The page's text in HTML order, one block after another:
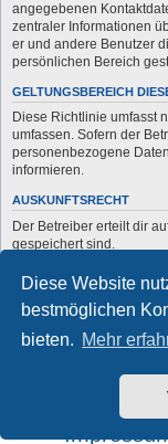
Diese Website
bestmöglichen
bieten. Mehr
angegebenen
zentraler Informationen
er und andere Benutzer
persönlichen Bereich
GELTUNGSBEREICH
Diese Richtlinie umfasst
umfassen. Sofern der
personenbezogene
informieren.
AUSKUNFTSRECHT
Der Betreiber erteilt dir
gespeichert sind.
Du kannst jederzeit die
Kontaktiere hierzu bitte
support